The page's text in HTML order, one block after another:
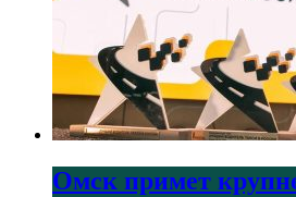
Омск примет